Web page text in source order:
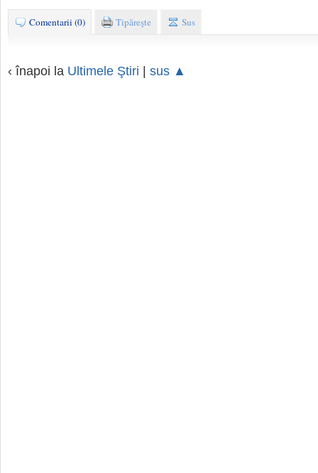
Comentarii (0) Tipăreşte Sus
‹ înapoi la Ultimele Ştiri sus ▲